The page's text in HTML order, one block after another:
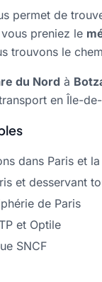
permet de
preniez le
trouvons le
du Nord à
en Île-
dans Paris et
et desservant
de Paris
et Optile
SNCF